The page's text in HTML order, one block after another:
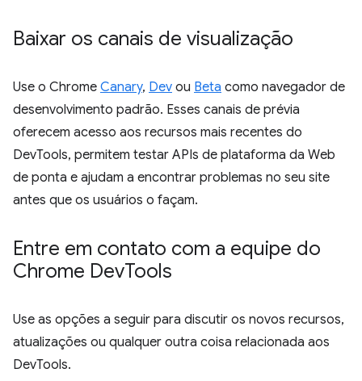
Baixar os canais de visualização
Use o Chrome Canary, Dev ou Beta como navegador de
desenvolvimento padrão. Esses canais de prévia
oferecem acesso aos recursos mais recentes do
DevTools, permitem testar APIs de plataforma da Web
de ponta e ajudam a encontrar problemas no seu site
antes que os usuários o façam.
Entre em contato com a equipe do
Chrome DevTools
Use as opções a seguir para discutir os novos recursos,
atualizações ou qualquer outra coisa relacionada aos
DevTools.